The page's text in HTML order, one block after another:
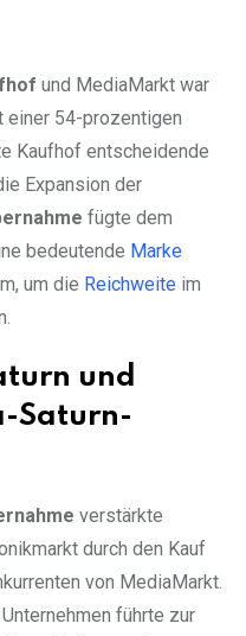
und MediaMarkt war
einer 54-prozentigen
Kaufhof entscheidende
Expansion der
fügte dem
bedeutende Marke
um die Reichweite im
und
Saturn-
verstärkte
durch den Kauf
von MediaMarkt.
führte zur